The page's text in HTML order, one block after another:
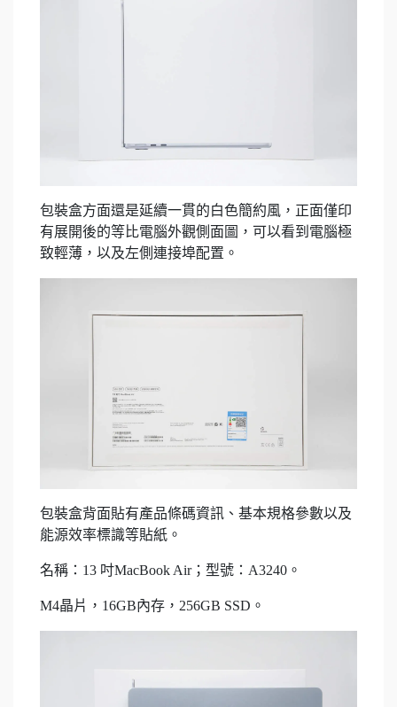
包裝盒方面還是延續一貫的白色簡約風，正面僅印
有展開後的等比電腦外觀側面圖，可以看到電腦極
致輕薄，以及左側連接埠配置。
包裝盒背面貼有產品條碼資訊、基本規格參數以及
能源效率標識等貼紙。
名稱：13 吋MacBook Air；型號：A3240。
M4晶片，16GB內存，256GB SSD。